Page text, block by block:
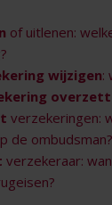
of uitlenen:
wijzigen:
verzekeringen:
de ombudsman?
verzekeraar: